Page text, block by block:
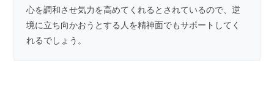
心を調和させ気力を高めてくれるとされているので、逆
境に立ち向かおうとする人を精神面でもサポートしてく
れるでしょう。